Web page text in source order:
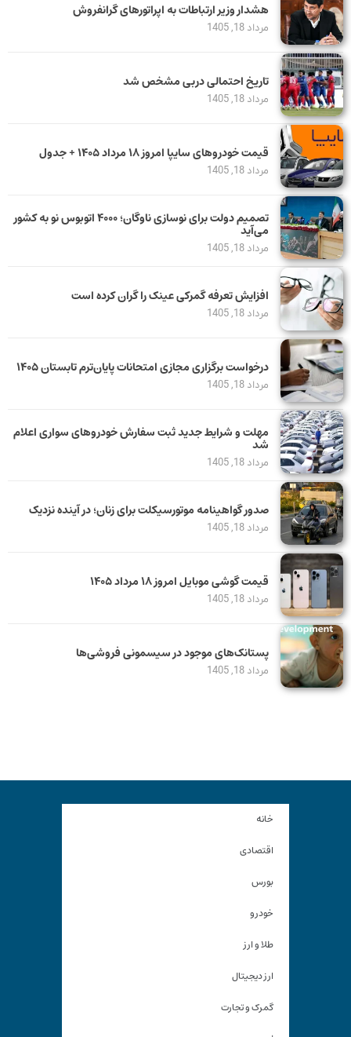
هشدار وزیر ارتباطات به اپراتورهای گرانفروش
مرداد 18, 1405
تاریخ احتمالی دربی مشخص شد
مرداد 18, 1405
قیمت خودرو‌های سایپا امروز ۱۸ مرداد ۱۴۰۵ + جدول
مرداد 18, 1405
تصمیم دولت برای نوسازی ناوگان؛ ۴۰۰۰ اتوبوس نو به کشور
می‌آید
مرداد 18, 1405
افزایش تعرفه گمرکی عینک را گران کرده است
مرداد 18, 1405
درخواست برگزاری مجازی امتحانات پایان‌ترم تابستان ۱۴۰۵
مرداد 18, 1405
مهلت و شرایط جدید ثبت سفارش خودروهای سواری اعلام
شد
مرداد 18, 1405
صدور گواهینامه موتورسیکلت برای زنان؛ در آینده نزدیک
مرداد 18, 1405
قیمت گوشی موبایل امروز ۱۸ مرداد ۱۴۰۵
مرداد 18, 1405
پستانک‌های موجود در سیسمونی فروشی‌ها
مرداد 18, 1405
خانه
اقتصادی
بورس
خودرو
طلا و ارز
ارز دیجیتال
گمرک و تجارت